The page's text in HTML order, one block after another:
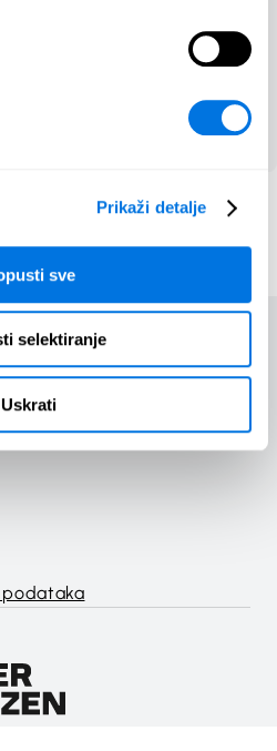
Prikaži detalje
sve
selektiranje
Uskrati
podataka